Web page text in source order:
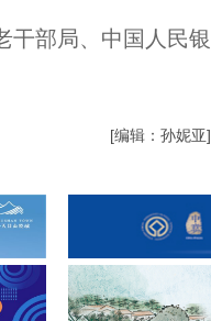
部局、中国人民银
[编辑：孙妮亚]